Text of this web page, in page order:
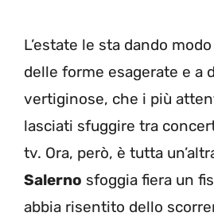
L’estate le sta dando
delle forme esagerate e a
vertiginose, che i più
lasciati sfuggire tra
tv. Ora, però, è tutta
Salerno sfoggia fiera un
abbia risentito dello